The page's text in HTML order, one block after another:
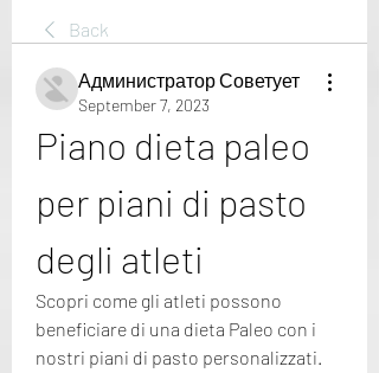
Back
Администратор Советует
September 7, 2023
Piano dieta paleo
per piani di pasto
degli atleti
Scopri come gli atleti possono
beneficiare di una dieta Paleo con i
nostri piani di pasto personalizzati.